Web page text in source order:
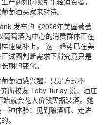
萄酒买家来对待。
发布的《2026年美国葡萄
葡萄酒为中心的消费群体正在
速度补上。”这一趋势已在美
试图判断需求下滑究竟只是
期的变化。
萄酒感兴趣，只是方式不
所校友 Toby Turlay 说，酒庄
就会花大价钱买瓶装酒。她
种体验：见到酿酒师、走进
。